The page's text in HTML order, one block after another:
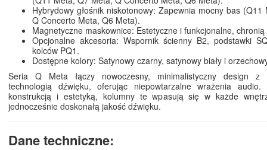
Hybrydowy głośnik niskotonowy: Zapewnia mocny bas
Q Concerto Meta, Q6 Meta).
Magnetyczne maskownice: Estetyczne i funkcjonalne,
Opcjonalne akcesoria: Wspornik ścienny B2, podstawki
kolców PQ1.
Dostępne kolory: Satynowy czarny, satynowy biały i
Seria Q Meta łączy nowoczesny, minimalistyczny design z
technologią dźwięku, oferując niepowtarzalne wrażenia audio.
konstrukcją i estetyką, kolumny te wpasują się w każde
jednocześnie doskonałą jakość dźwięku.
Dane techniczne: